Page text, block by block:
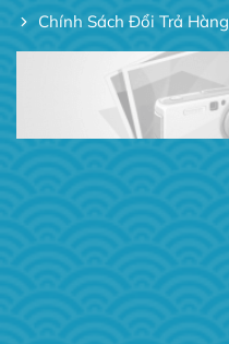
Chính Sách Đổi Trả Hàng